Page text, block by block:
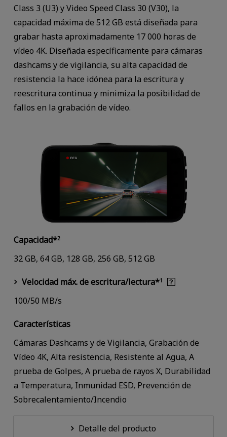
Class 3 (U3) y Video Speed Class 30 (V30), la
capacidad máxima de 512 GB está diseñada para
grabar hasta aproximadamente 17 000 horas de
vídeo 4K. Diseñada específicamente para cámaras
dashcams y de vigilancia, su alta capacidad de
resistencia la hace idónea para la escritura y
reescritura continua y minimiza la posibilidad de
fallos en la grabación de vídeo.
Capacidad*2
32 GB, 64 GB, 128 GB, 256 GB, 512 GB
Velocidad máx. de escritura/lectura*1
100/50 MB/s
Características
Cámaras Dashcams y de Vigilancia, Grabación de
Vídeo 4K, Alta resistencia, Resistente al Agua, A
prueba de Golpes, A prueba de rayos X, Durabilidad
a Temperatura, Inmunidad ESD, Prevención de
Sobrecalentamiento/Incendio
Detalle del producto